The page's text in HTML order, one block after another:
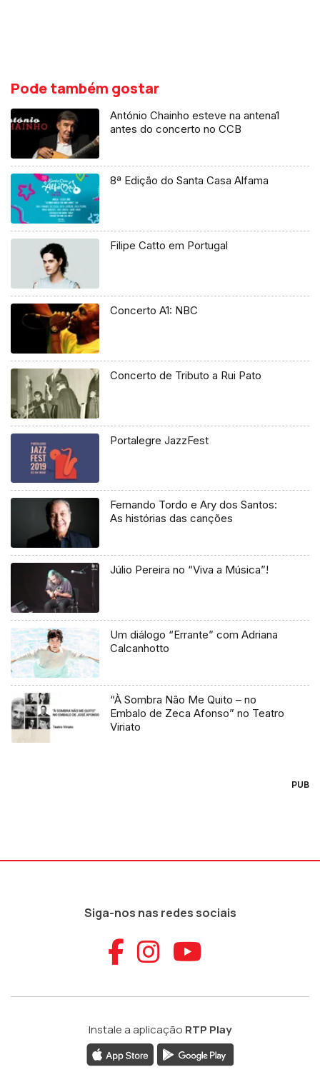
Pode também gostar
António Chainho esteve na antena1
antes do concerto no CCB
8ª Edição do Santa Casa Alfama
Filipe Catto em Portugal
Concerto A1: NBC
Concerto de Tributo a Rui Pato
Portalegre JazzFest
Fernando Tordo e Ary dos Santos:
As histórias das canções
Júlio Pereira no “Viva a Música”!
Um diálogo “Errante” com Adriana
Calcanhotto
“À Sombra Não Me Quito – no
Embalo de Zeca Afonso” no Teatro
Viriato
PUB
Siga-nos nas redes sociais
Aceder ao
Aceder ao
Aceder
Instale a aplicação RTP Play